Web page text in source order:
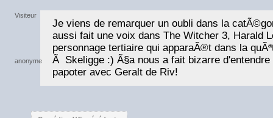
Je viens de remarquer un oubli dans la
aussi fait une voix dans The Witcher 3, Harald
personnage tertiaire qui apparaÃ®t dans la
Ã Skeligge :) Ã§a nous a fait bizarre d'entendre
papoter avec Geralt de Riv!